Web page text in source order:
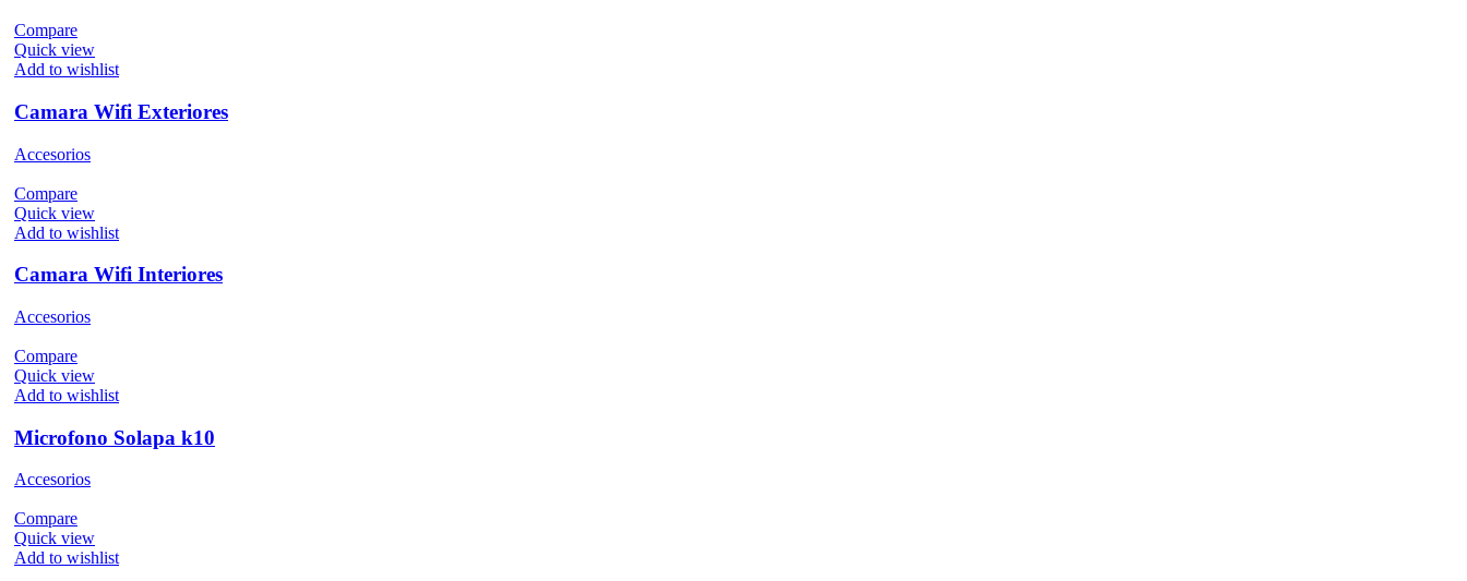
Compare
Quick view
Add to wishlist
Camara Wifi Exteriores
Accesorios
Compare
Quick view
Add to wishlist
Camara Wifi Interiores
Accesorios
Compare
Quick view
Add to wishlist
Microfono Solapa k10
Accesorios
Compare
Quick view
Add to wishlist